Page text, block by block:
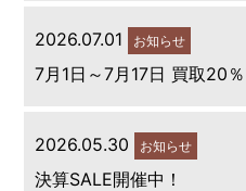
2026.07.01 お知らせ
7月1日～7月17日 買取20
2026.05.30 お知らせ
決算SALE開催中！